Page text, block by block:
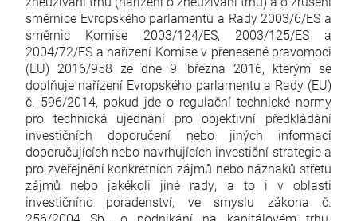
směrnice Evropského parlamentu a Rady 2003/6/ES a
směrnic Komise 2003/124/ES, 2003/125/ES a
2004/72/ES a nařízení Komise v přenesené pravomoci
(EU) 2016/958 ze dne 9. března 2016, kterým se
doplňuje nařízení Evropského parlamentu a Rady (EU)
č. 596/2014, pokud jde o regulační technické normy
pro technická ujednání pro objektivní předkládání
investičních doporučení nebo jiných informací
doporučujících nebo navrhujících investiční strategie a
pro zveřejnění konkrétních zájmů nebo náznaků střetu
zájmů nebo jakékoli jiné rady, a to i v oblasti
investičního poradenství, ve smyslu zákona č.